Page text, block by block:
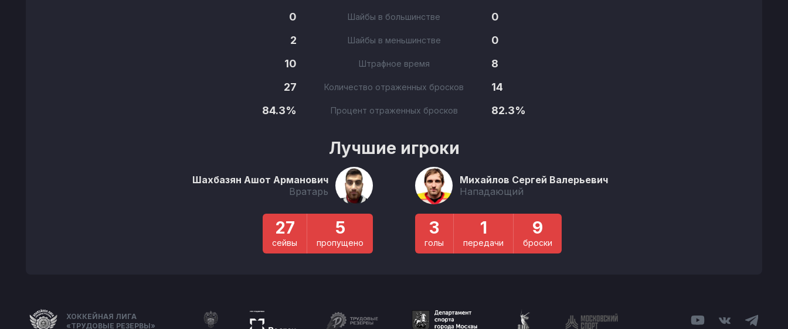
0
Шайбы в большинстве
0
2
Шайбы в меньшинстве
0
10
Штрафное время
8
27
Количество отраженных бросков
14
84.3%
Процент отраженных бросков 82.3%
Лучшие игроки
Шахбазян Ашот Арманович
Вратарь
27
сейвы
5
пропущено
Михайлов Сергей Валерьевич
Нападающий
3
голы
1
передачи
9
броски
ХОККЕЙНАЯ ЛИГА
«ТРУДОВЫЕ РЕЗЕРВЫ»